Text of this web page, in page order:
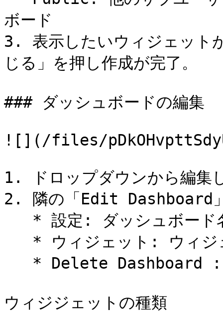
ボード
3. 表示したいウィジェット
じる」を押し作成が完了。
### ダッシュボードの編集
![](/files/
1. ドロップダウンから編集
2. 隣の「Edit Dashboard
ウィジジェットの種類